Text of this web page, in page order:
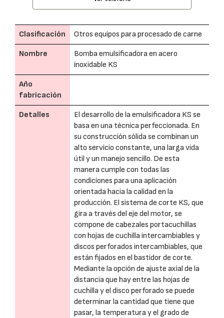
Clasificación Otros equipos para procesado de carne
Nombre
Bomba emulsificadora en acero
inoxidable KS
Año
fabricación
Detalles
El desarrollo de la emulsificadora KS se
basa en una técnica perfeccionada. En
su construcción sólida se combinan un
alto servicio constante, una larga vida
útil y un manejo sencillo. De esta
manera cumple con todas las
condiciones para una aplicación
orientada hacia la calidad en la
producción. El sistema de corte KS, que
gira a través del eje del motor, se
compone de cabezales portacuchillas
con hojas de cuchilla intercambiables y
discos perforados intercambiables, que
están fijados en el bastidor de corte.
Mediante la opción de ajuste axial de la
distancia que hay entre las hojas de
cuchilla y el disco perforado se puede
determinar la cantidad que tiene que
pasar, la temperatura y el grado de